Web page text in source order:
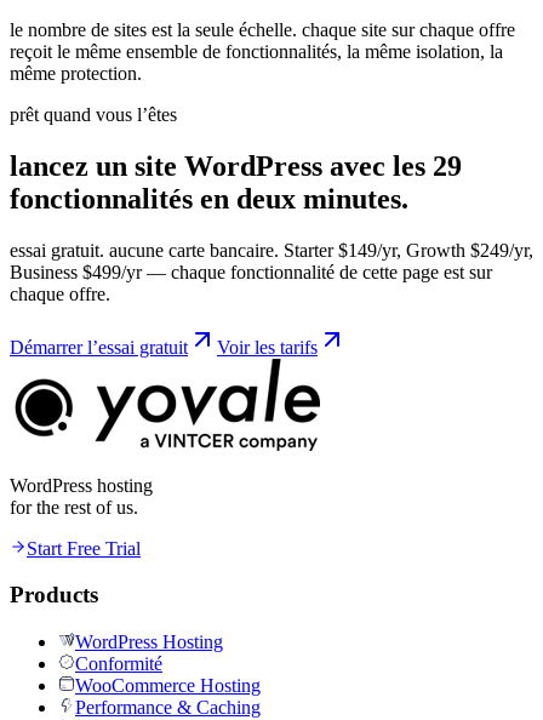
le nombre de sites est la seule échelle. chaque site sur chaque offre
reçoit le même ensemble de fonctionnalités, la même isolation, la
même protection.
prêt quand vous l’êtes
lancez un site WordPress avec les 29
fonctionnalités en deux minutes.
essai gratuit. aucune carte bancaire. Starter $149/yr, Growth $249/yr,
Business $499/yr — chaque fonctionnalité de cette page est sur
chaque offre.
Démarrer l’essai gratuit Voir les tarifs
WordPress hosting
for the rest of us.
Start Free Trial
Products
WordPress Hosting
Conformité
WooCommerce Hosting
Performance & Caching